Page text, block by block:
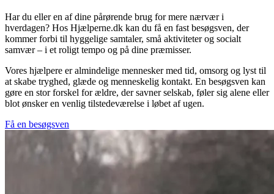
Har du eller en af dine pårørende brug for mere nærvær i
hverdagen? Hos Hjælperne.dk kan du få en fast besøgsven, der
kommer forbi til hyggelige samtaler, små aktiviteter og socialt
samvær – i et roligt tempo og på dine præmisser.
Vores hjælpere er almindelige mennesker med tid, omsorg og lyst til
at skabe tryghed, glæde og menneskelig kontakt. En besøgsven kan
gøre en stor forskel for ældre, der savner selskab, føler sig alene eller
blot ønsker en venlig tilstedeværelse i løbet af ugen.
Få en besøgsven